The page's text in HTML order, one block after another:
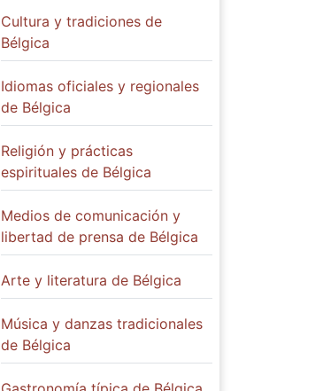
Cultura y tradiciones de
Bélgica
Idiomas oficiales y regionales
de Bélgica
Religión y prácticas
espirituales de Bélgica
Medios de comunicación y
libertad de prensa de Bélgica
Arte y literatura de Bélgica
Música y danzas tradicionales
de Bélgica